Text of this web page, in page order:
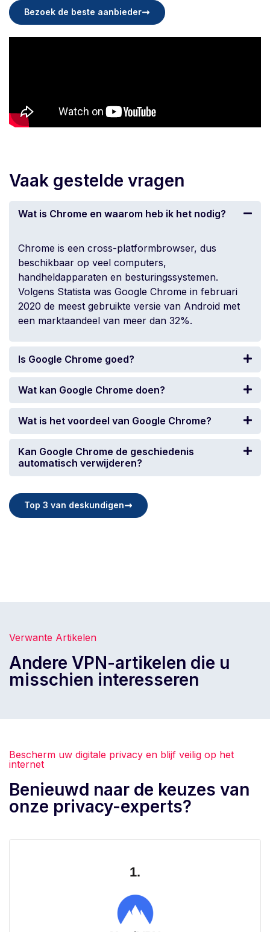
Bezoek de beste aanbieder
Vaak gestelde vragen
Wat is Chrome en waarom heb ik het nodig?
Chrome is een cross-platformbrowser, dus
beschikbaar op veel computers,
handheldapparaten en besturingssystemen.
Volgens Statista was Google Chrome in februari
2020 de meest gebruikte versie van Android met
een marktaandeel van meer dan 32%.
Is Google Chrome goed?
Wat kan Google Chrome doen?
Wat is het voordeel van Google Chrome?
Kan Google Chrome de geschiedenis
automatisch verwijderen?
Top 3 van deskundigen
Verwante Artikelen
Andere VPN-artikelen die u
misschien interesseren
Bescherm uw digitale privacy en blijf veilig op het
internet
Benieuwd naar de keuzes van
onze privacy-experts?
1.